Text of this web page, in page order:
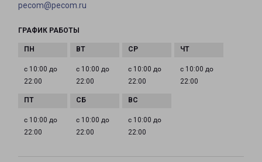
pecom@pecom.ru
ГРАФИК РАБОТЫ
с 10:00 до
22:00
с 10:00 до
22:00
с 10:00 до
22:00
с 10:00 до
22:00
с 10:00 до
22:00
с 10:00 до
22:00
с 10:00 до
22:00